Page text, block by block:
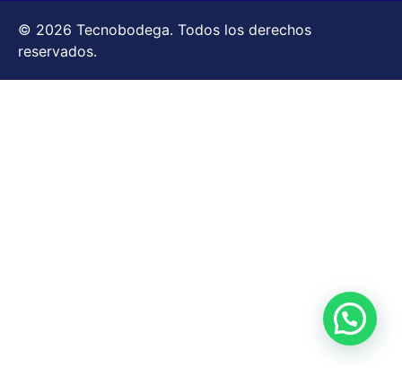
© 2026 Tecnobodega. Todos los derechos
reservados.